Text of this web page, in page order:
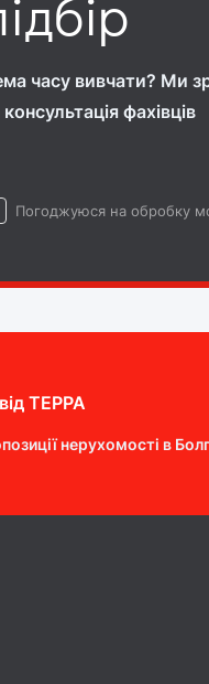
часу вивчати? Ми
фахівців
Погоджуюся на обробку
ТEPPA
нерухомості в